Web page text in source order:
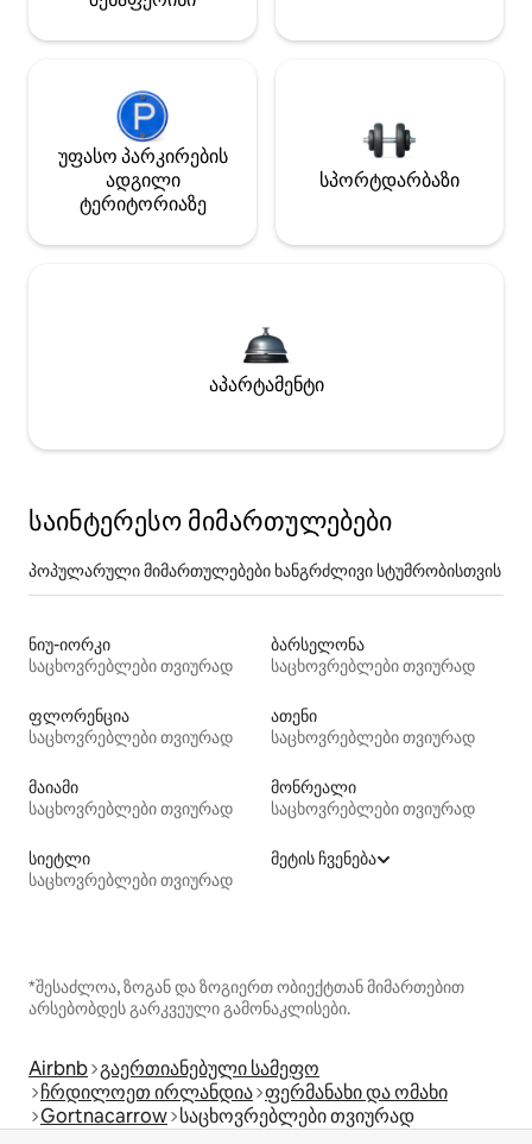
უფასო პარკირების
ადგილი
ტერიტორიაზე
სპორტდარბაზი
აპარტამენტი
საინტერესო მიმართულებები
პოპულარული მიმართულებები ხანგრძლივი სტუმრობისთვის
ნიუ-იორკი
საცხოვრებლები თვიურად
ბარსელონა
საცხოვრებლები თვიურად
ფლორენცია
საცხოვრებლები თვიურად
ათენი
საცხოვრებლები თვიურად
მაიამი
საცხოვრებლები თვიურად
მონრეალი
საცხოვრებლები თვიურად
სიეტლი
საცხოვრებლები თვიურად
მეტის ჩვენება
*შესაძლოა, ზოგან და ზოგიერთ ობიექტთან მიმართებით
არსებობდეს გარკვეული გამონაკლისები.
Airbnb გაერთიანებული სამეფო
ჩრდილოეთ ირლანდია ფერმანახი და ომახი
Gortnacarrow საცხოვრებლები თვიურად